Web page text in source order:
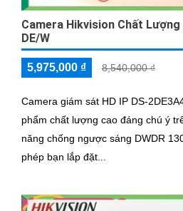
Camera Hikvision Chất Lượng
DE/W
5,975,000 ₫ 8,540,000 ₫
Camera giám sát HD IP DS-
phẩm chất lượng cao đáng chú ý trên thị
năng chống ngược sáng DWDR
phép bạn lắp đặt...